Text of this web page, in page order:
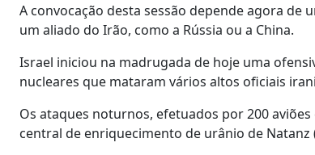
A convocação desta sessão depende agora
um aliado do Irão, como a Rússia ou a China.
Israel iniciou na madrugada de hoje uma
nucleares que mataram vários altos oficiais
Os ataques noturnos, efetuados por 200
central de enriquecimento de urânio de Natanz